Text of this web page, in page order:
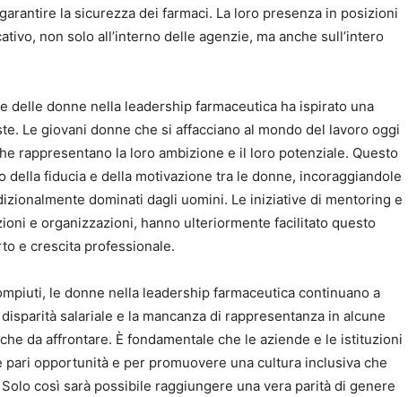
la sicurezza dei farmaci. La loro presenza in posizioni
non solo all’interno delle agenzie, ma anche sull’intero
delle donne nella leadership farmaceutica ha ispirato una
Le giovani donne che si affacciano al mondo del lavoro oggi
rappresentano la loro ambizione e il loro potenziale. Questo
della fiducia e della motivazione tra le donne, incoraggiandole
dominati dagli uomini. Le iniziative di mentoring e
e organizzazioni, hanno ulteriormente facilitato questo
e crescita professionale.
le donne nella leadership farmaceutica continuano a
salariale e la mancanza di rappresentanza in alcune
da affrontare. È fondamentale che le aziende e le istituzioni
opportunità e per promuovere una cultura inclusiva che
così sarà possibile raggiungere una vera parità di genere